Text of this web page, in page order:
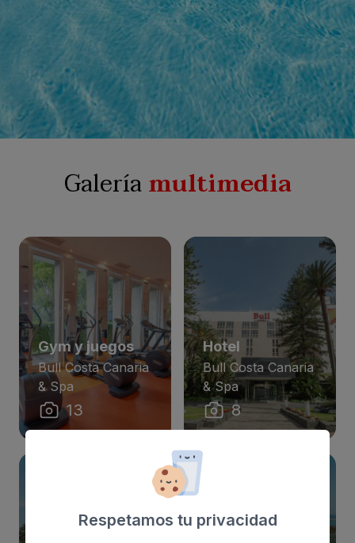
Galeríamultimedia
Gym y juegos
Bull Costa Canaria
& Spa
13
Hotel
Bull Costa Canaria
& Spa
8
Respetamos tu privacidad